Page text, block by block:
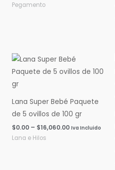
Pegamento
Lana Super Bebé Paquete
de 5 ovillos de 100 gr
$0.00 – $16,060.00
Rango
de
precios:
$16,060.00
Iva Incluido
Lana e Hilos